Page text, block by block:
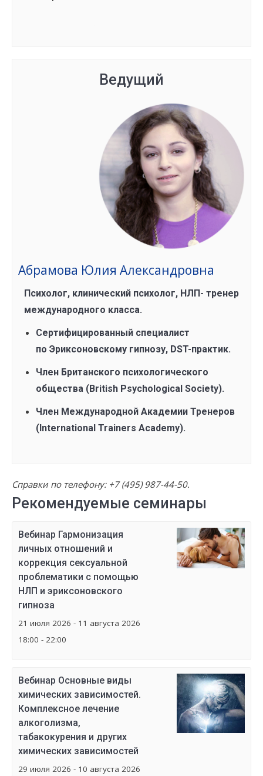
Ведущий
Абрамова Юлия Александровна
Психолог, клинический психолог, НЛП- тренер
международного класса.
Сертифицированный специалист
по Эриксоновскому гипнозу, DST-практик.
Член Британского психологического
общества (British Psychological Society).
Член Международной Академии Тренеров
(International Trainers Academy).
Справки по телефону: +7 (495) 987-44-50.
Рекомендуемые семинары
Вебинар Гармонизация
личных отношений и
коррекция сексуальной
проблематики с помощью
НЛП и эриксоновского
гипноза
21 июля 2026 - 11 августа 2026
18:00 - 22:00
Вебинар Основные виды
химических зависимостей.
Комплексное лечение
алкоголизма,
табакокурения и других
химических зависимостей
29 июля 2026 - 10 августа 2026